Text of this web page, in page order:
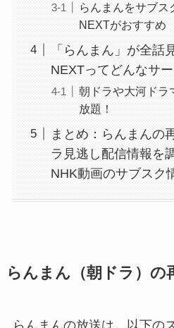
らんまんをサブス
NEXTがおすすめ
「らんまん」が全話
NEXTってどんなサ
朝ドラや大河ドラ
放題！
まとめ：らんまんの
ラ見逃し配信情報を
NHK動画のサブスク
らんまん（朝ドラ）の